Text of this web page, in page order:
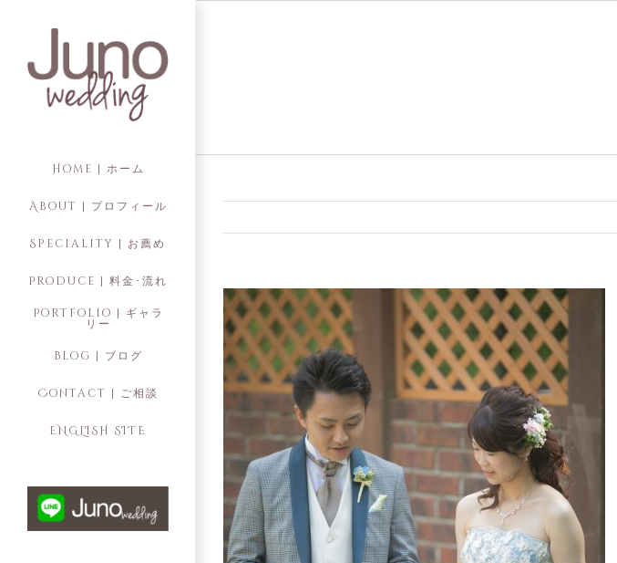
content
Home | ホーム
About | プロフィール
Speciality | お薦め
Produce | 料金･流れ
Portfolio | ギャラ
リー
Blog | ブログ
Contact | ご相談
ENGLISH SITE